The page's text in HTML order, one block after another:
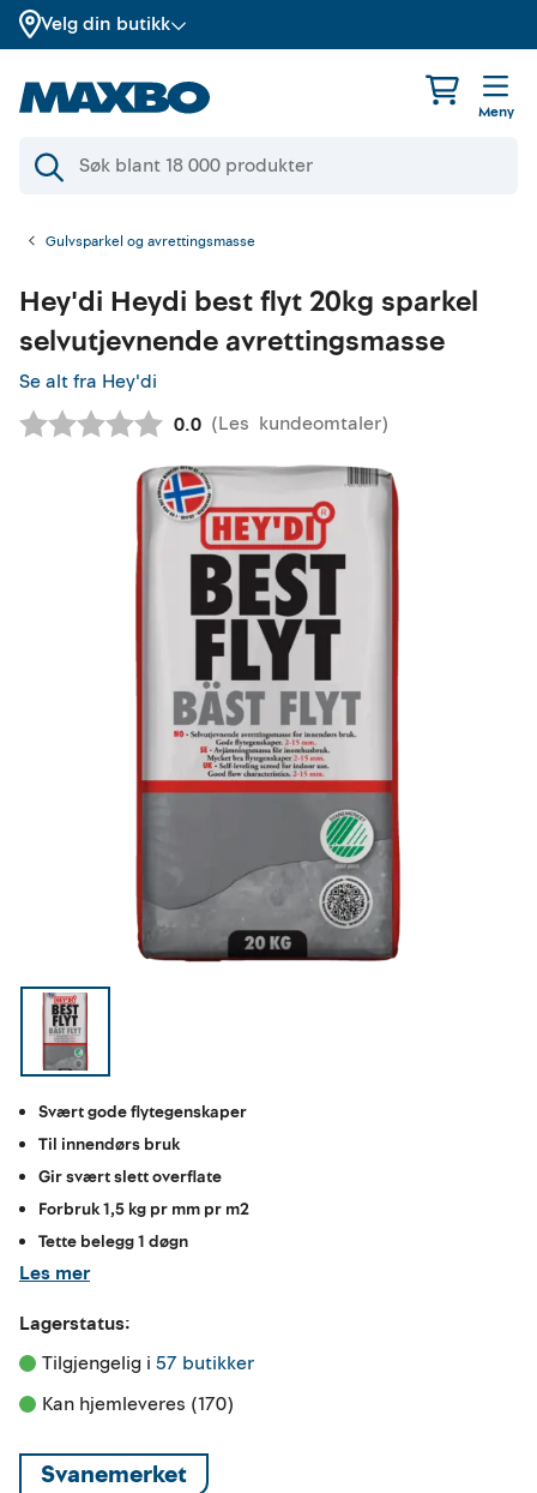
Velg din butikk
Meny
Gulvsparkel og avrettingsmasse
Hey'di Heydi best flyt 20kg sparkel
selvutjevnende avrettingsmasse
Se alt fra Hey'di
Gjennomsnittskarakter:
0.0 (Les kundeomtaler)
Svært gode flytegenskaper
Til innendørs bruk
Gir svært slett overflate
Forbruk 1,5 kg pr mm pr m2
Tette belegg 1 døgn
Les mer
Lagerstatus:
Tilgjengelig i 57 butikker
Kan hjemleveres (170)
Svanemerket